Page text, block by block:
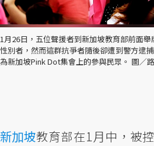
1月26日，五位聲援者到新加坡教育部前面
性別者，然而這群抗爭者隨後卻遭到警方逮
為新加坡Pink Dot集會上的參與民眾。 圖／
新加坡教育部在1月中，被